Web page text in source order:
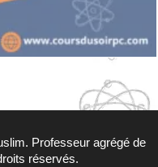
Professeur agrégé de
réservés.